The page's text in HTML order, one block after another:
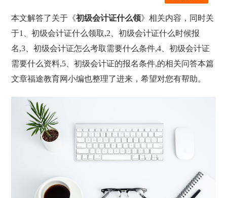
本文解答了关于《初级会计证什么领》相关内容，同时关
于1、初级会计证什么领取,2、初级会计证什么时候报
名,3、初级会计证怎么考取需要什么条件,4、初级会计证
需要什么资料,5、初级会计证的报名条件,的相关问答本篇
文章福途教育网小编也整理了进来，希望对您有帮助。